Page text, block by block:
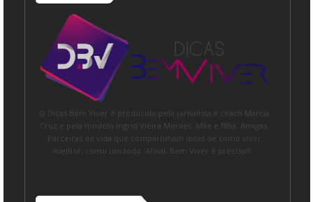
O Dicas Bem Viver é produzido pela jornalista e coach Marcia
Cruz e pela modelo Ingrid Vieira Moraes. Mãe e filha. Amigas.
Parceiras de vida que compartilham dicas de como viver
melhor, como um todo. Afinal, Bem Viver é preciso!!...